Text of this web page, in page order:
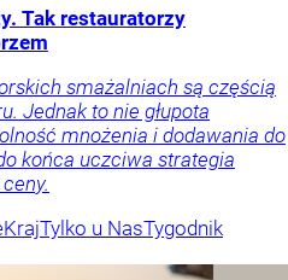
Tak restauratorzy
smażalniach są częścią
Jednak to nie głupota
mnożenia i dodawania do
końca uczciwa strategia
KrajTylko u NasTygodnik